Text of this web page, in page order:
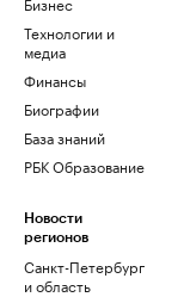
Технологии и
медиа
Финансы
Биографии
База знаний
РБК Образование
Новости
регионов
Санкт-Петербург
и область